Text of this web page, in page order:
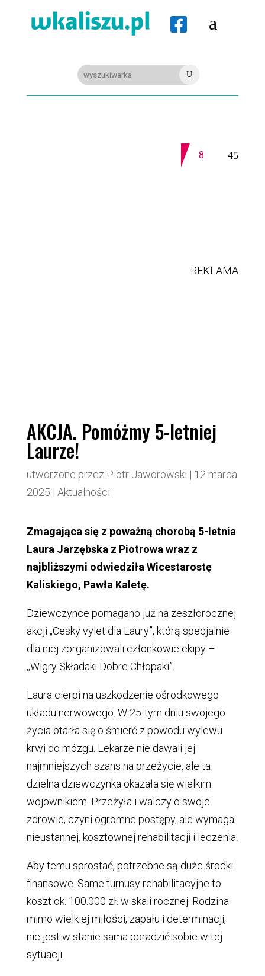
 a
U
REKLAMA
AKCJA. Pomóżmy 5-letniej
Laurze!
utworzone przez Piotr Jaworowski | 12 marca
2025 | Aktualności
Zmagająca się z poważną chorobą 5-letnia
Laura Jarzębska z Piotrowa wraz z
najbliższymi odwiedziła Wicestarostę
Kaliskiego, Pawła Kaletę.
Dziewczynce pomagano już na zeszłorocznej
akcji „Cesky vylet dla Laury”, którą specjalnie
dla niej zorganizowali członkowie ekipy –
,,Wigry Składaki Dobre Chłopaki”.
Laura cierpi na uszkodzenie ośrodkowego
układu nerwowego. W 25-tym dniu swojego
życia otarła się o śmierć z powodu wylewu
krwi do mózgu. Lekarze nie dawali jej
najmniejszych szans na przeżycie, ale ta
dzielna dziewczynka okazała się wielkim
wojownikiem. Przeżyła i walczy o swoje
zdrowie, czyni ogromne postępy, ale wymaga
nieustannej, kosztownej rehabilitacji i leczenia.
Aby temu sprostać, potrzebne są duże środki
finansowe. Same turnusy rehabilitacyjne to
koszt ok. 100.000 zł. w skali rocznej. Rodzina
mimo wielkiej miłości, zapału i determinacji,
nie jest w stanie sama poradzić sobie w tej
sytuacji.